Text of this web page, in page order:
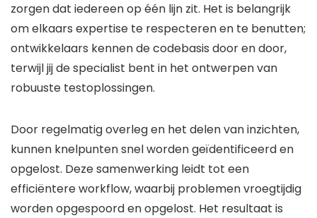
zorgen dat iedereen op één lijn zit. Het is belangrijk
om elkaars expertise te respecteren en te benutten;
ontwikkelaars kennen de codebasis door en door,
terwijl jij de specialist bent in het ontwerpen van
robuuste testoplossingen.
Door regelmatig overleg en het delen van inzichten,
kunnen knelpunten snel worden geïdentificeerd en
opgelost. Deze samenwerking leidt tot een
efficiëntere workflow, waarbij problemen vroegtijdig
worden opgespoord en opgelost. Het resultaat is